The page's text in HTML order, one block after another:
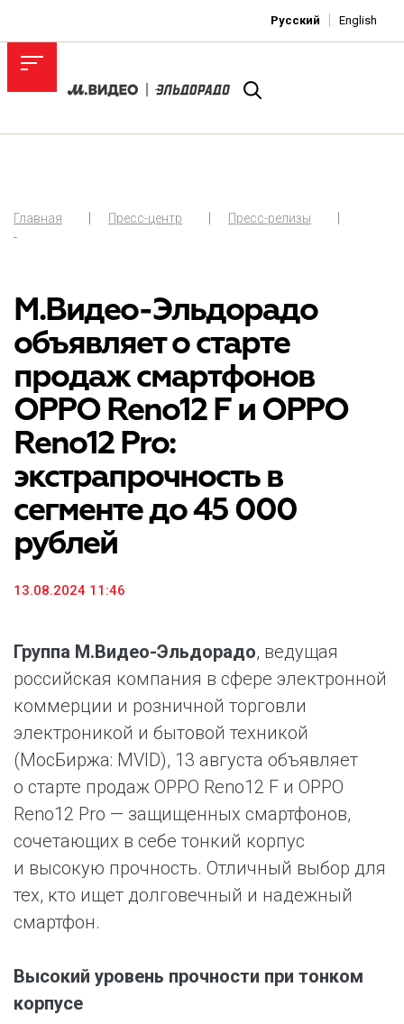
Русский English
Главная Пресс-центр
Пресс-релизы
-
М.Видео-Эльдорадо
объявляет о старте
продаж смартфонов
OPPO Reno12 F и OPPO
Reno12 Pro:
экстрапрочность в
сегменте до 45 000
рублей
13.08.2024 11:46
Группа М.Видео-Эльдорадо, ведущая
российская компания в сфере электронной
коммерции и розничной торговли
электроникой и бытовой техникой
(МосБиржа: MVID), 13 августа объявляет
о старте продаж OPPO Reno12 F и OPPO
Reno12 Pro — защищенных смартфонов,
сочетающих в себе тонкий корпус
и высокую прочность. Отличный выбор для
тех, кто ищет долговечный и надежный
смартфон.
Высокий уровень прочности при тонком
корпусе